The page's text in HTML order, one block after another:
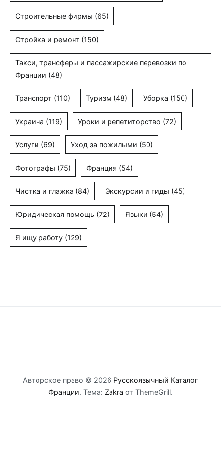
Строительные фирмы (65)
Стройка и ремонт (150)
Такси, трансферы и пассажирские перевозки по
Франции (48)
Транспорт (110) Туризм (48) Уборка (150)
Украина (119) Уроки и репетиторство (72)
Услуги (69) Уход за пожилыми (50)
Фотографы (75) Франция (54)
Чистка и глажка (84) Экскурсии и гиды (45)
Юридическая помощь (72) Языки (54)
Я ищу работу (129)
Авторское право © 2026 Русскоязычный Каталог
Франции. Тема: Zakra от ThemeGrill.